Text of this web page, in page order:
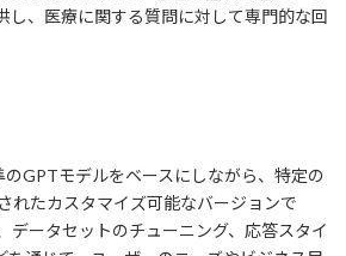
し、医療に関する質問に対して専門的な回
のGPTモデルをベースにしながら、特定の
れたカスタマイズ可能なバージョンで
データセットのチューニング、応答スタイ